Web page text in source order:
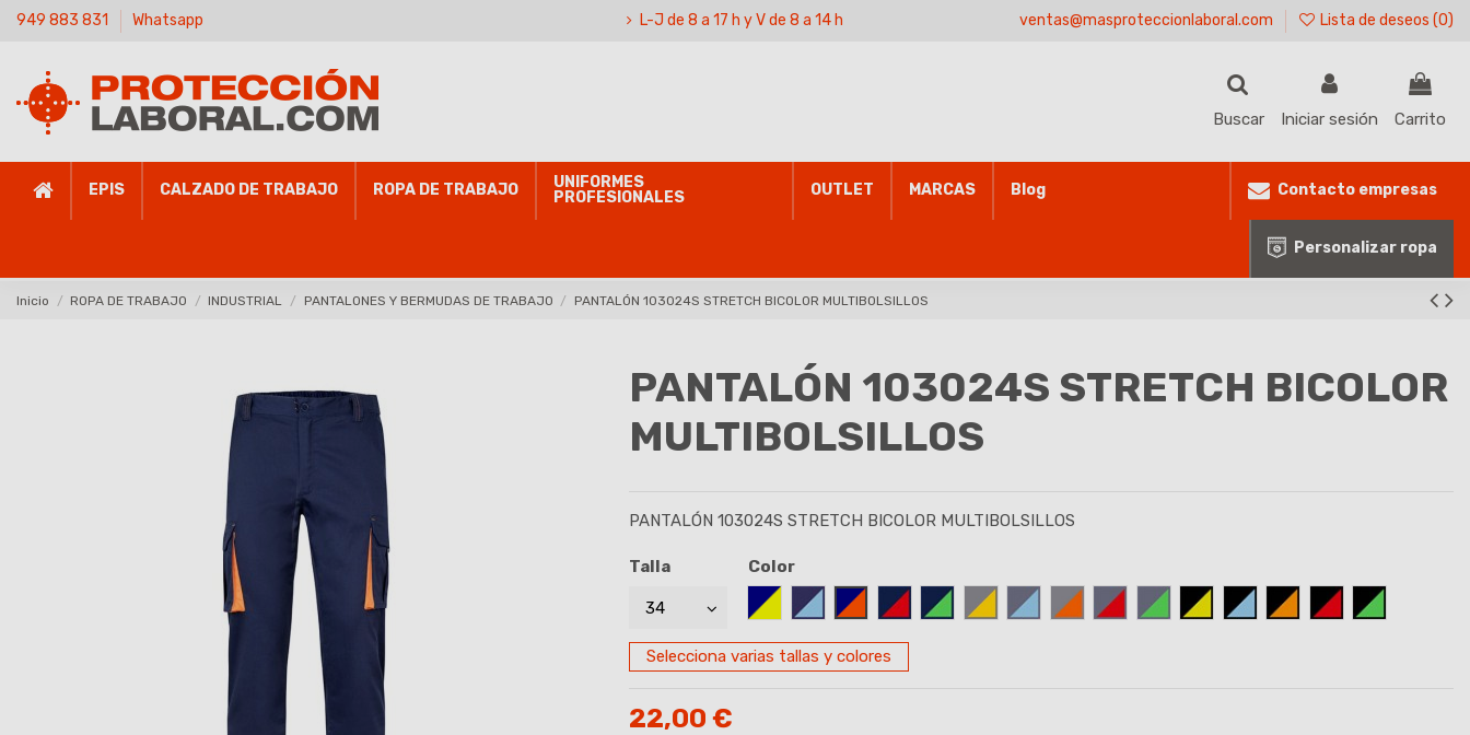
949 883 831 Whatsapp L-J de 8 a 17 h y V de 8 a 14 h ventas@masproteccionlaboral.com Lista de deseos (0)
Buscar Iniciar sesión Carrito
EPIS CALZADO DE TRABAJO ROPA DE TRABAJO
UNIFORMES
PROFESIONALES
OUTLET MARCAS Blog Contacto empresas
Personalizar ropa
Inicio ROPA DE TRABAJO INDUSTRIAL PANTALONES Y BERMUDAS DE TRABAJO PANTALÓN 103024S STRETCH BICOLOR MULTIBOLSILLOS
PANTALÓN 103024S STRETCH BICOLOR
MULTIBOLSILLOS
PANTALÓN 103024S STRETCH BICOLOR MULTIBOLSILLOS
Talla
Color
AZUL MARINO/AMARILLO
AZUL MARINO-CELESTE
AZUL MARINO/NARANJA
AZUL MARINO-ROJO
AZUL MARINO-VERDE
GRIS-AMARILLO
GRIS-CELESTE
GRIS-NARANJA
GRIS/ROJOGRIS-VERDE
NEGRO-AMARILLO
NEGRO/CELESTE
NEGRO/NARANJA
NEGRO/ROJO
NEGRO/
Selecciona varias tallas y colores
22,00 €